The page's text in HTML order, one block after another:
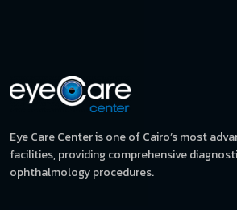
Eye Care Center is one of Cairo’s most
facilities, providing comprehensive
ophthalmology procedures.